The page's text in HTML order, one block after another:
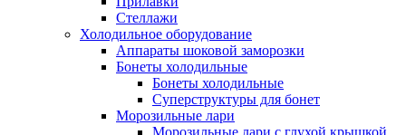
Стеллажи
Холодильное оборудование
Аппараты шоковой заморозки
Бонеты холодильные
Бонеты холодильные
Суперструктуры для бонет
Морозильные лари
Морозильные лари с глухой крышкой